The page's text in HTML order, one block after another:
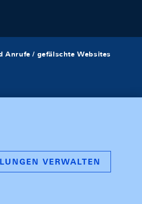
Anrufe / gefälschte Websites
VERWALTEN